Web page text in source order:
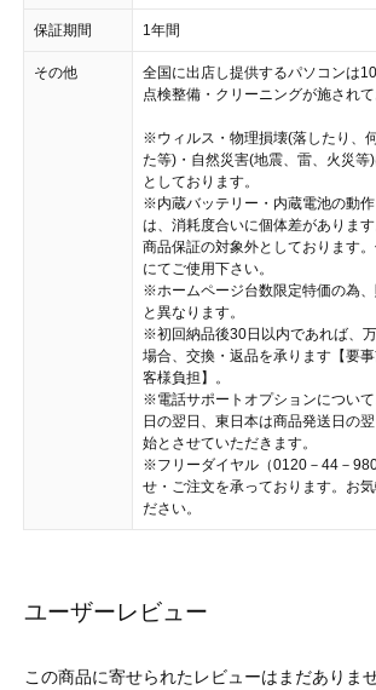
保証期間 1年間
その他
全国に出店し提供するパソコンは
点検整備・クリーニングが施されて
※ウィルス・物理損壊(落したり、
た等)・自然災害(地震、雷、火災等
としております。
※内蔵バッテリー・内蔵電池の動
は、消耗度合いに個体差があります
商品保証の対象外としております
にてご使用下さい。
※ホームページ台数限定特価の為
と異なります。
※初回納品後30日以内であれば、
場合、交換・返品を承ります【要
客様負担】。
※電話サポートオプションについ
日の翌日、東日本は商品発送日の
始とさせていただきます。
※フリーダイヤル（0120－44－
せ・ご注文を承っております。お
ださい。
ユーザーレビュー
この商品に寄せられたレビューはまだありませ